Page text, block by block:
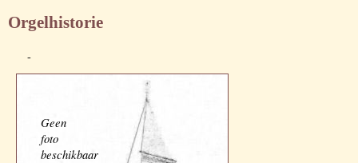
Orgelhistorie
-
Geen
foto
beschikbaar